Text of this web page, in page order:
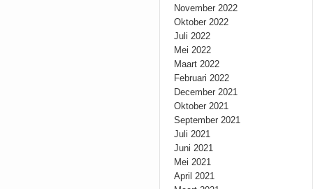
November 2022
Oktober 2022
Juli 2022
Mei 2022
Maart 2022
Februari 2022
December 2021
Oktober 2021
September 2021
Juli 2021
Juni 2021
Mei 2021
April 2021